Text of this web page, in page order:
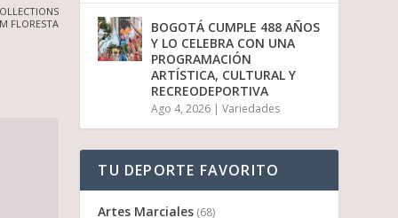
FLORESTA
BOGOTÁ CUMPLE 488 AÑOS
Y LO CELEBRA CON UNA
PROGRAMACIÓN
ARTÍSTICA, CULTURAL Y
RECREODEPORTIVA
Ago 4, 2026 |Variedades
TU DEPORTE FAVORITO
Artes Marciales (68)